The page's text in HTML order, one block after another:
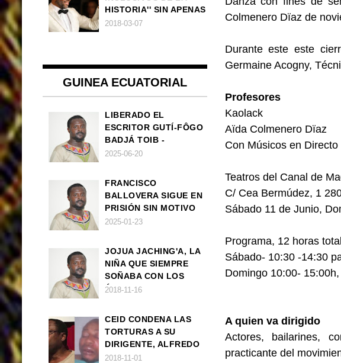
Colmenero Dïaz de
Durante este este
Germaine Acogny,
Profesores
Kaolack
Aïda Colmenero Dïaz
Con Músicos en Directo
Teatros del Canal de
C/ Cea Bermúdez, 1
Sábado 11 de Junio,
Programa, 12 horas
Sábado- 10:30 -14:30
Domingo 10:00-
A quien va dirigido
Actores, bailarines,
practicante del
HISTORIA'' SIN APENAS
TRIUNFOS AFRO
2018-03-07
GUINEA ECUATORIAL
LIBERADO EL
ESCRITOR GUTÍ-FÔGO
BADJÁ TOIB -
FRANCISCO
2025-06-20
FRANCISCO
BALLOVERA SIGUE EN
PRISIÓN SIN MOTIVO
ALGUNO
2025-01-23
JOJUA JACHING'A, LA
NIÑA QUE SIEMPRE
SOÑABA CON LOS
ÁNGELES (UN CUENTO
2018-11-16
CEID CONDENA LAS
TORTURAS A SU
DIRIGENTE, ALFREDO
OKENVE
2018-11-01